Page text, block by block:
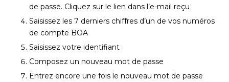
de passe. Cliquez sur le lien dans l’e-mail reçu
Saisissez les 7 derniers chiffres d’un de vos numéros
de compte BOA
Saisissez votre identifiant
Composez un nouveau mot de passe
Entrez encore une fois le nouveau mot de passe